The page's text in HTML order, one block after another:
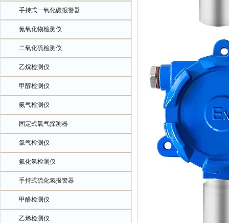
手持式一氧化碳报警器
氮氧化物检测仪
二氧化硫检测仪
乙烷检测仪
甲醇检测仪
氨气检测仪
固定式氧气探测器
氯气检测仪
氟化氢检测仪
手持式硫化氢报警器
甲醛检测仪
乙烯检测仪